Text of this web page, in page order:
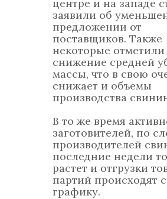
центре и на западе
заявили об
предложении от
поставщиков. Также
некоторые отметили
снижение средней
массы, что в свою
снижает и объемы
производства
В то же время
заготовителей, по
производителей
последние недели
растет и отгрузки
партий происходят
графику.